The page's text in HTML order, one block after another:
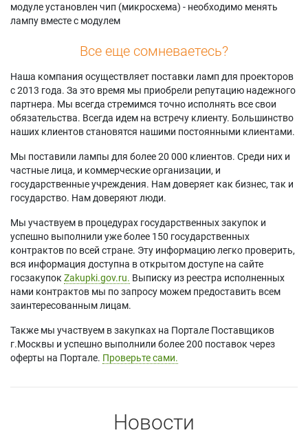
модуле установлен чип (микросхема) - необходимо менять
лампу вместе с модулем
Все еще сомневаетесь?
Наша компания осуществляет поставки ламп для проекторов
с 2013 года. За это время мы приобрели репутацию надежного
партнера. Мы всегда стремимся точно исполнять все свои
обязательства. Всегда идем на встречу клиенту. Большинство
наших клиентов становятся нашими постоянными клиентами.
Мы поставили лампы для более 20 000 клиентов. Среди них и
частные лица, и коммерческие организации, и
государственные учреждения. Нам доверяет как бизнес, так и
государство. Нам доверяют люди.
Мы участвуем в процедурах государственных закупок и
успешно выполнили уже более 150 государственных
контрактов по всей стране. Эту информацию легко проверить,
вся информация доступна в открытом доступе на сайте
госзакупок Zakupki.gov.ru. Выписку из реестра исполненных
нами контрактов мы по запросу можем предоставить всем
заинтересованным лицам.
Также мы участвуем в закупках на Портале Поставщиков
г.Москвы и успешно выполнили более 200 поставок через
оферты на Портале. Проверьте сами.
Новости